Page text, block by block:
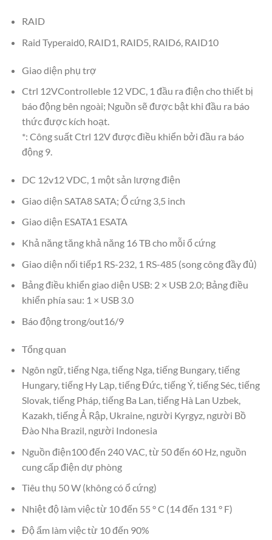
RAID
Raid Typeraid0, RAID1, RAID5, RAID6, RAID10
Giao diện phụ trợ
Ctrl 12VControlleble 12 VDC, 1 đầu ra điện cho thiết bị
báo động bên ngoài; Nguồn sẽ được bật khi đầu ra báo
thức được kích hoạt.
*: Công suất Ctrl 12V được điều khiển bởi đầu ra báo
động 9.
DC 12v12 VDC, 1 một sản lượng điện
Giao diện SATA8 SATA; Ổ cứng 3,5 inch
Giao diện ESATA1 ESATA
Khả năng tăng khả năng 16 TB cho mỗi ổ cứng
Giao diện nối tiếp1 RS-232, 1 RS-485 (song công đầy đủ)
Bảng điều khiển giao diện USB: 2 × USB 2.0; Bảng điều
khiển phía sau: 1 × USB 3.0
Báo động trong/out16/9
Tổng quan
Ngôn ngữ, tiếng Nga, tiếng Nga, tiếng Bungary, tiếng
Hungary, tiếng Hy Lạp, tiếng Đức, tiếng Ý, tiếng Séc, tiếng
Slovak, tiếng Pháp, tiếng Ba Lan, tiếng Hà Lan Uzbek,
Kazakh, tiếng Ả Rập, Ukraine, người Kyrgyz, người Bồ
Đào Nha Brazil, người Indonesia
Nguồn điện100 đến 240 VAC, từ 50 đến 60 Hz, nguồn
cung cấp điện dự phòng
Tiêu thụ 50 W (không có ổ cứng)
Nhiệt độ làm việc từ 10 đến 55 ° C (14 đến 131 ° F)
Độ ẩm làm việc từ 10 đến 90%